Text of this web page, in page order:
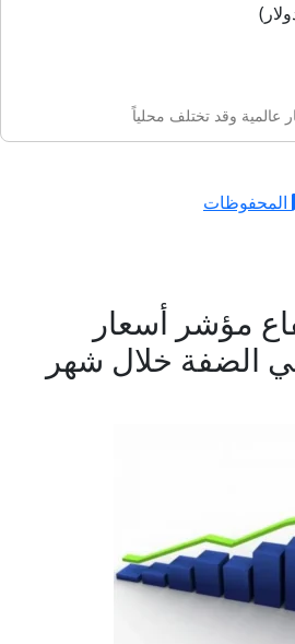
عالمية وقد تختلف محلياً
المحفوظات
مؤشر أسعار
الضفة خلال شهر